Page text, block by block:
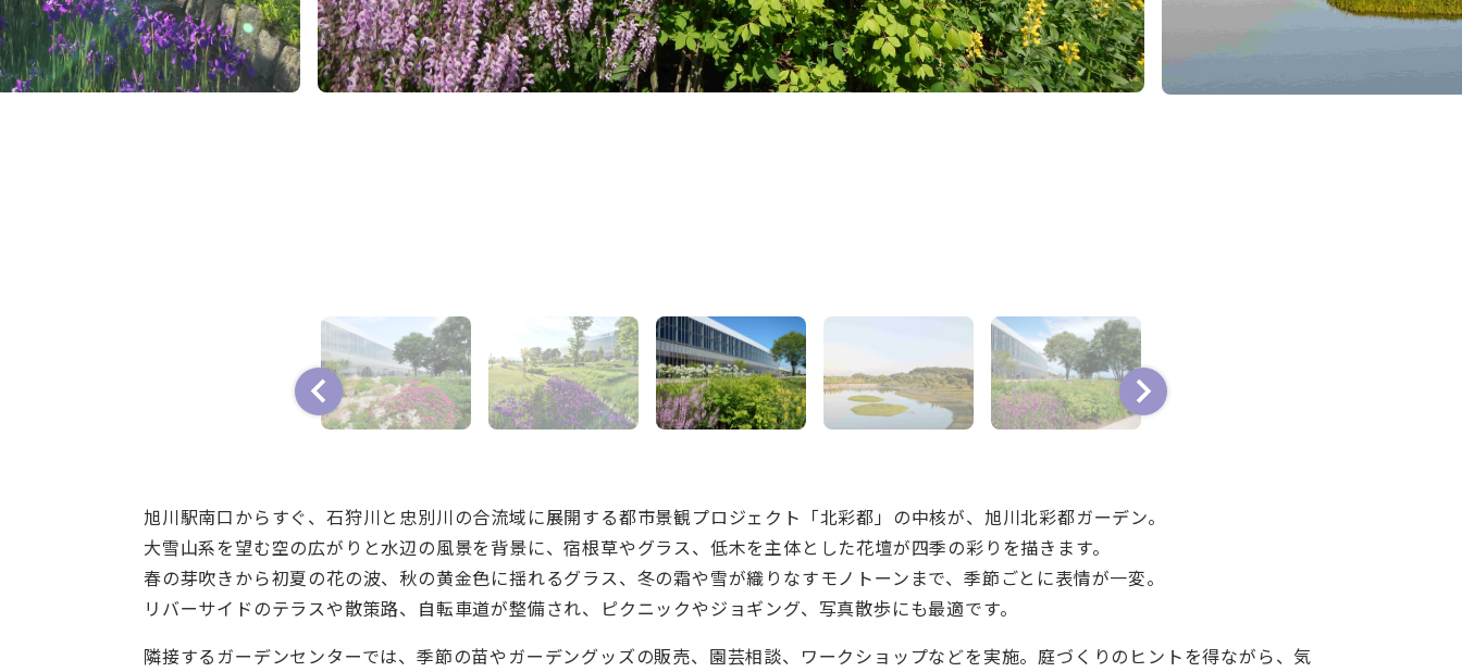
旭川駅南口からすぐ、石狩川と忠別川の合流域に展開する都市景観プロジェクト「北彩都」の中核が、旭川北彩都ガーデン。
大雪山系を望む空の広がりと水辺の風景を背景に、宿根草やグラス、低木を主体とした花壇が四季の彩りを描きます。
春の芽吹きから初夏の花の波、秋の黄金色に揺れるグラス、冬の霜や雪が織りなすモノトーンまで、季節ごとに表情が一変。
リバーサイドのテラスや散策路、自転車道が整備され、ピクニックやジョギング、写真散歩にも最適です。
隣接するガーデンセンターでは、季節の苗やガーデングッズの販売、園芸相談、ワークショップなどを実施。庭づくりのヒントを得ながら、気